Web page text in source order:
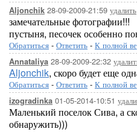
Aljonchik 28-09-2009-21:59 удалить
замечательные фотографии!!!
пустыня, песочек особенно
Обратиться - Ответить - К полной
Annataliya 28-09-2009-22:32
Aljonchik, скоро будет еще
Обратиться - Ответить - К полной
izogradinka 01-05-2014-10:51
Маленький поселок Сива, а
обнаружить)))